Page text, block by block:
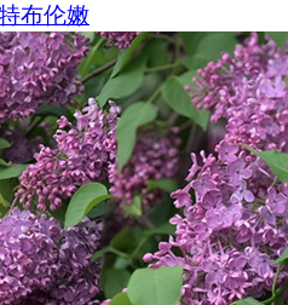
和Stas Sedov
布伦嫩